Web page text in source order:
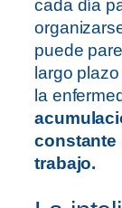
cada día
puede
largo
la
constante
trabajo.